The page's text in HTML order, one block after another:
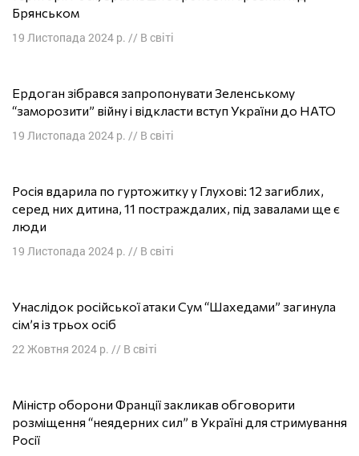
Брянськом
19 Листопада 2024 р. // В світі
Ердоган зібрався запропонувати Зеленському
“заморозити” війну і відкласти вступ України до НАТО
19 Листопада 2024 р. // В світі
Росія вдарила по гуртожитку у Глухові: 12 загиблих,
серед них дитина, 11 постраждалих, під завалами ще є
люди
19 Листопада 2024 р. // В світі
Унаслідок російської атаки Сум “Шахедами” загинула
сім’я із трьох осіб
22 Жовтня 2024 р. // В світі
Міністр оборони Франції закликав обговорити
розміщення “неядерних сил” в Україні для стримування
Росії